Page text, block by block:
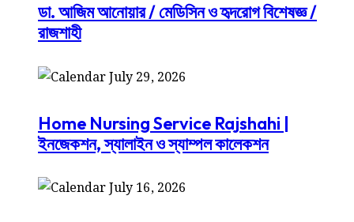
ডা. আজিম আনোয়ার / মেডিসিন ও হৃদরোগ বিশেষজ্ঞ /
রাজশাহী
July 29, 2026
Home Nursing Service Rajshahi |
ইনজেকশন, স্যালাইন ও স্যাম্পল কালেকশন
July 16, 2026